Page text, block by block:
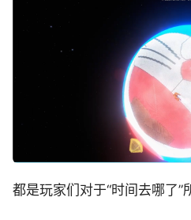
都是玩家们对于“时间去哪了”